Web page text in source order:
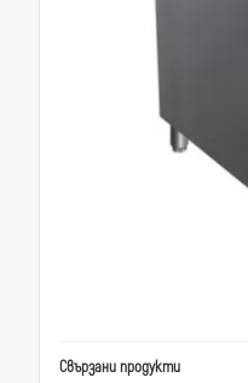
Свързани продукти